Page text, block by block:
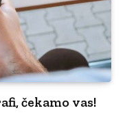
čekamo vas!